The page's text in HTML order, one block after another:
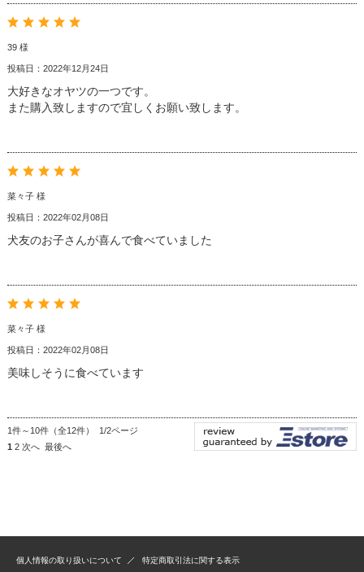
39 様
投稿日：2022年12月24日
大好きなオヤツの一つです。
また購入致しますので宜しくお願い致します。
菜々子 様
投稿日：2022年02月08日
犬友のお子さんが喜んで食べていました
菜々子 様
投稿日：2022年02月08日
美味しそうに食べています
1件～10件（全12件） 1/2ページ
1 2 次へ 最後へ
個人情報の取り扱いについて 特定商取引法に関する表示